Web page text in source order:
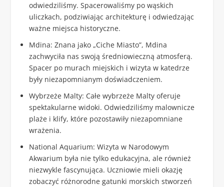
odwiedziliśmy. Spacerowaliśmy po wąskich
uliczkach, podziwiając architekturę i odwiedzając
ważne miejsca historyczne.
Mdina: Znana jako „Ciche Miasto”, Mdina
zachwyciła nas swoją średniowieczną atmosferą.
Spacer po murach miejskich i wizyta w katedrze
były niezapomnianym doświadczeniem.
Wybrzeże Malty: Całe wybrzeże Malty oferuje
spektakularne widoki. Odwiedziliśmy malownicze
plaże i klify, które pozostawiły niezapomniane
wrażenia.
National Aquarium: Wizyta w Narodowym
Akwarium była nie tylko edukacyjna, ale również
niezwykle fascynująca. Uczniowie mieli okazję
zobaczyć różnorodne gatunki morskich stworzeń